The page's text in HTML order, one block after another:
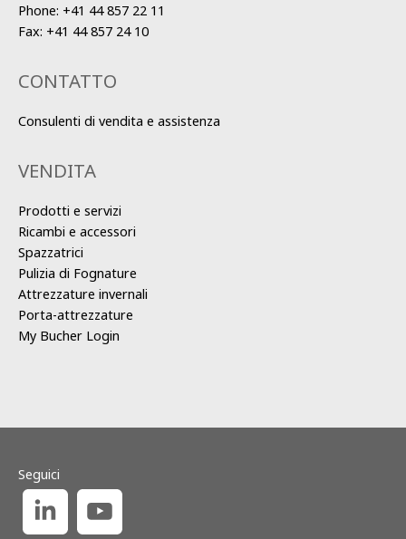
Phone: +41 44 857 22 11
Fax: +41 44 857 24 10
CONTATTO
Consulenti di vendita e assistenza
VENDITA
Prodotti e servizi
Ricambi e accessori
Spazzatrici
Pulizia di Fognature
Attrezzature invernali
Porta-attrezzature
My Bucher Login
Seguici